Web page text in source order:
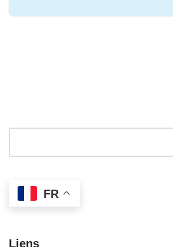
FR
Liens